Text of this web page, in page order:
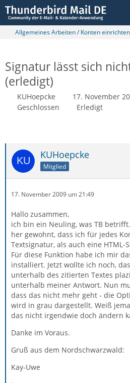
Allgemeines Arbeiten / Konten
Signatur lässt sich
(erledigt)
KUHoepcke
17. November
Geschlossen
Erledigt
KUHoepcke
Mitglied
17. November 2009 um 21:49
Hallo zusammen,
ich bin ein Neuling, was TB
her gewohnt, dass ich für jedes
Textsignatur, als auch eine
Für diese Funktion habe ich mir
installiert. Jetzt wollte ich noch,
unterhalb des zitierten Textes
unterhalb meiner Antwort. Nun
dass das nicht mehr geht - die
wird in grau dargestellt. Weiß
das nicht irgendwie doch ändern
Danke im Voraus.
Gruß aus dem Nordschwarzwald:
Kay-Uwe